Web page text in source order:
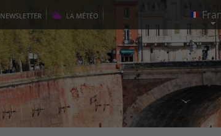
NEWSLETTER LA MÉTÉO